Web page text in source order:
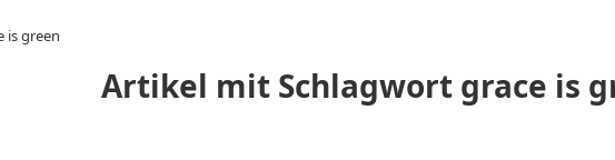
is green
Artikel mit Schlagwort grace is